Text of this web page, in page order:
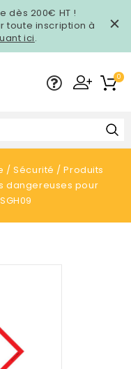
dès 200€ HT !
toute inscription à
ici.
0
Sécurité
Produits
dangereuses pour